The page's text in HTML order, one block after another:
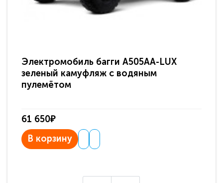
Электромобиль багги A505AA-LUX
зеленый камуфляж с водяным
пулемётом
61 650₽
В корзину